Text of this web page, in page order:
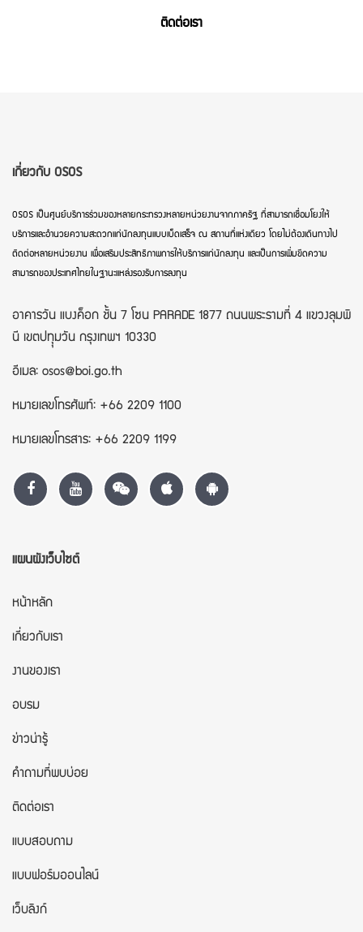
ติดต่อเรา
เกี่ยวกับ OSOS
OSOS เป็นศูนย์บริการร่วมของหลายกระทรวงหลายหน่วยงานจากภาครัฐ ที่สามารถเชื่อมโยงให้
บริการและอำนวยความสะดวกแก่นักลงทุนแบบเบ็ดเสร็จ ณ สถานที่แห่งเดียว โดยไม่ต้องเดินทางไป
ติดต่อหลายหน่วยงาน เพื่อเสริมประสิทธิภาพการให้บริการแก่นักลงทุน และเป็นการเพิ่มขีดความ
สามารถของประเทศไทยในฐานะแหล่งรองรับการลงทุน
อาคารวัน แบงค็อก ชั้น 7 โซน PARADE 1877 ถนนพระรามที่ 4 แขวงลุมพิ
นี เขตปทุุมวัน กรุงเทพฯ 10330
อีเมล: osos@boi.go.th
หมายเลขโทรศัพท์: +66 2209 1100
หมายเลขโทรสาร: +66 2209 1199
แผนผังเว็บไซต์
หน้าหลัก
เกี่ยวกับเรา
งานของเรา
อบรม
ข่าวน่ารู้
คำถามที่พบบ่อย
ติดต่อเรา
แบบสอบถาม
แบบฟอร์มออนไลน์
เว็บลิงก์